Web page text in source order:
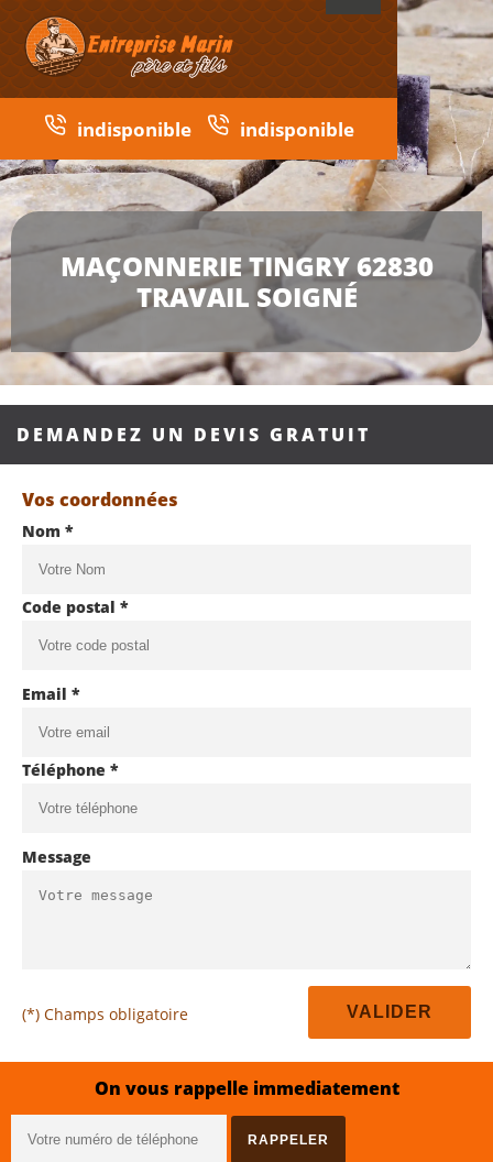
indisponible indisponible
MAÇONNERIE TINGRY 62830
TRAVAIL SOIGNÉ
DEMANDEZ UN DEVIS GRATUIT
Vos coordonnées
Nom *
Code postal *
Email *
Téléphone *
Message
(*) Champs obligatoire
On vous rappelle immediatement